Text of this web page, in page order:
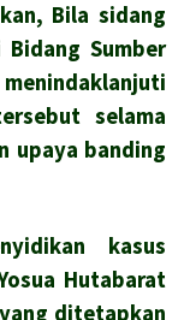
Bila sidang
Sumber
selama
upaya banding
kasus
Hutabarat
ditetapkan